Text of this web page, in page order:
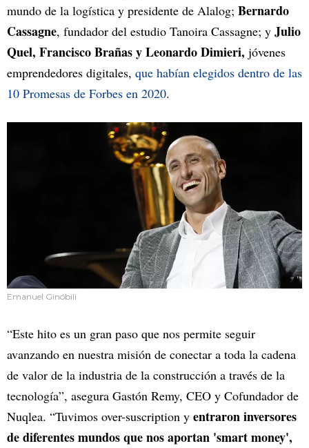
mundo de la logística y presidente de Alalog; Bernardo
Cassagne, fundador del estudio Tanoira Cassagne; y Julio
Quel, Francisco Brañas y Leonardo Dimieri, jóvenes
emprendedores digitales, que habían elegidos dentro de las
10 Promesas de Forbes en 2020.
Emanuel Ginóbili
“Este hito es un gran paso que nos permite seguir
avanzando en nuestra misión de conectar a toda la cadena
de valor de la industria de la construcción a través de la
tecnología”, asegura Gastón Remy, CEO y Cofundador de
Nuqlea. “Tuvimos over-suscription y entraron inversores
de diferentes mundos que nos aportan 'smart money',